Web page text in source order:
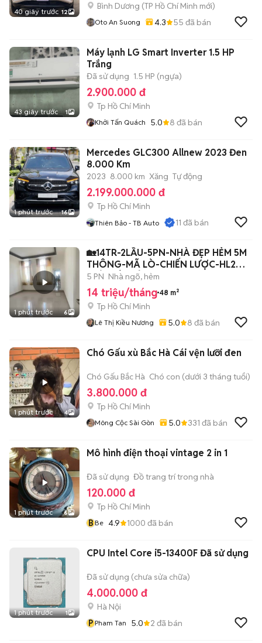
40 giây trước 12
Bình Dương (TP Hồ Chí Minh mới)
Oto An Suong 4.3 55 đã bán
43 giây trước 1
Máy lạnh LG Smart Inverter 1.5 HP
Trắng
Đã sử dụng 1.5 HP (ngựa)
2.900.000 đ
Tp Hồ Chí Minh
Khởi Tấn Quách 5.0 8 đã bán
1 phút trước 16
Mercedes GLC300 Allnew 2023 Đen
8.000 Km
2023 8.000 km Xăng Tự động
2.199.000.000 đ
Tp Hồ Chí Minh
Thiên Bảo - TB Auto 11 đã bán
1 phút trước 6
🏡14TR-2LẦU-5PN-NHÀ ĐẸP HẺM 5M
THÔNG-MÃ LÒ-CHIẾN LƯỢC-HL2
GIÁP TÊN LỬA
5 PN Nhà ngõ, hẻm
14 triệu/tháng 48 m²
Tp Hồ Chí Minh
Lê Thị Kiều Nương 5.0 8 đã bán
1 phút trước 4
Chó Gấu xù Bắc Hà Cái vện lưỡi đen
Chó Gấu Bắc Hà Chó con (dưới 3 tháng tuổi)
3.800.000 đ
Tp Hồ Chí Minh
Mông Cộc Sài Gòn 5.0 331 đã bán
1 phút trước 6
Mô hình điện thoại vintage 2 in 1
Đã sử dụng Đồ trang trí trong nhà
120.000 đ
Tp Hồ Chí Minh
BBe 4.9 1000 đã bán
1 phút trước 1
CPU Intel Core i5-13400F Đã sử dụng
Đã sử dụng (chưa sửa chữa)
4.000.000 đ
Hà Nội
P Pham Tan 5.0 2 đã bán